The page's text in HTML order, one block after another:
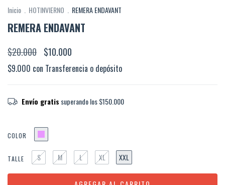
Inicio HOTINVIERNO REMERA ENDAVANT
REMERA ENDAVANT
$20.000 $10.000
$9.000 con Transferencia o depósito
Envío gratis superando los$150.000
COLOR
TALLE S M L XL XXL